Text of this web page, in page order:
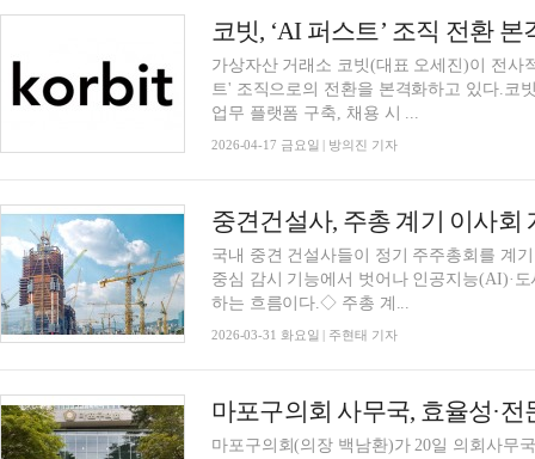
코빗, ‘AI 퍼스트’ 조직 전환 본
가상자산 거래소 코빗(대표 오세진)이 전
트' 조직으로의 전환을 본격화하고 있다.코
업무 플랫폼 구축, 채용 시 ...
2026-04-17 금요일 | 방의진 기자
국내 중견 건설사들이 정기 주주총회를 계
중심 감시 기능에서 벗어나 인공지능(AI)·
하는 흐름이다.◇ 주총 계...
2026-03-31 화요일 | 주현태 기자
마포구의회 사무국, 효율성·
마포구의회(의장 백남환)가 20일 의회사무